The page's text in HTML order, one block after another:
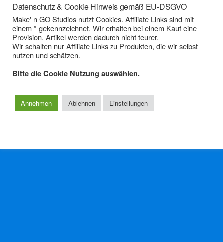
05/06/2022
Audio-Recorder – Tutorials &
Tests
Zum Seitenanfang
Datenschutz & Cookie Hinweis gemäß EU-DSGVO
Make' n GO Studios nutzt Cookies. Affiliate Links sind mit
einem * gekennzeichnet. Wir erhalten bei einem Kauf eine
Provision. Artikel werden dadurch nicht teurer.
Wir schalten nur Affiliate Links zu Produkten, die wir selbst
nutzen und schätzen.
Bitte die Cookie Nutzung auswählen.
Annehmen Ablehnen Einstellungen